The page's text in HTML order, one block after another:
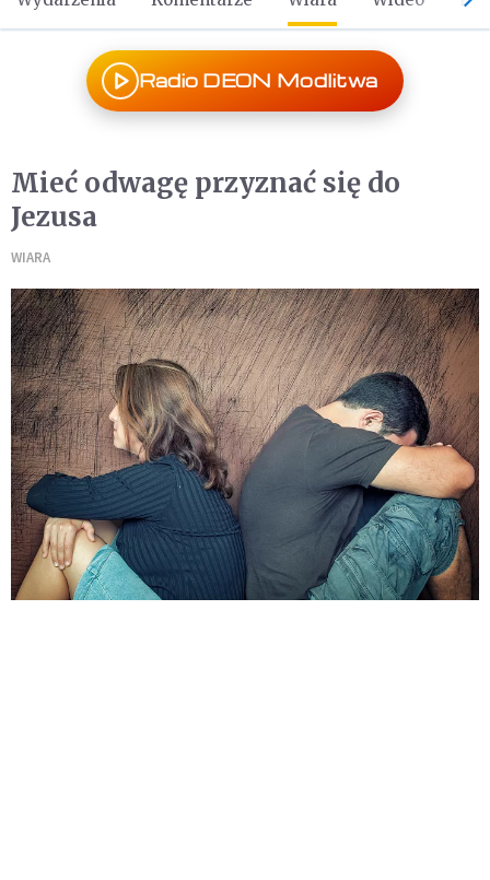
Radio DEON Modlitwa
Mieć odwagę przyznać się do
Jezusa
WIARA